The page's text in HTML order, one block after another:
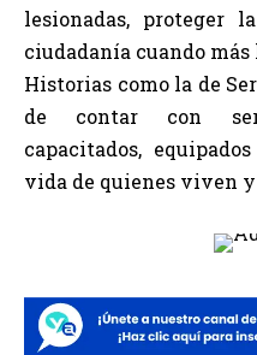
lesionadas, proteger
ciudadanía cuando más
Historias como la de
de contar con
capacitados,
vida de quienes viven